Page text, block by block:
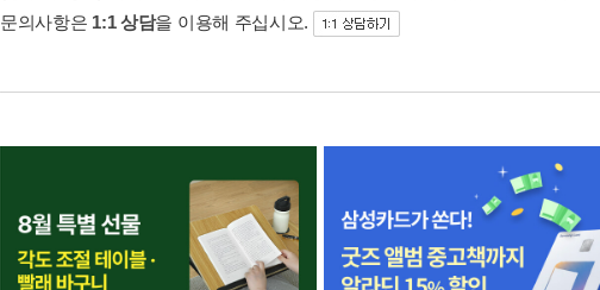
문의사항은 1:1 상담을 이용해 주십시오.